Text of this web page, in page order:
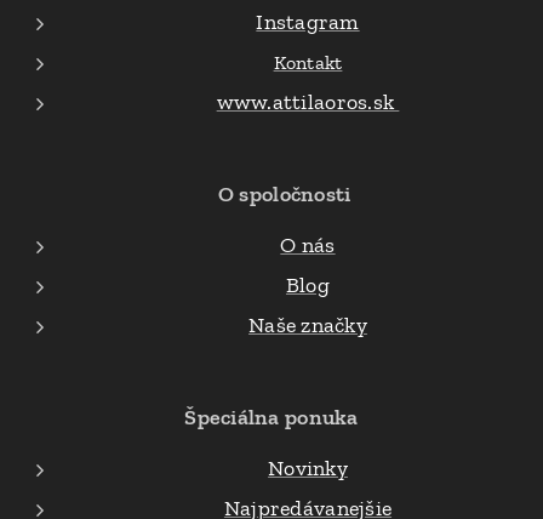
Instagram
Kontakt
www.attilaoros.sk
O spoločnosti
O nás
Blog
Naše značky
Špeciálna ponuka
Novinky
Najpredávanejšie